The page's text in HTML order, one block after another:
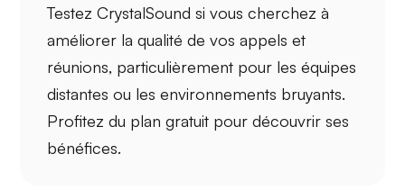
TestezCrystalSound si vous cherchez à
améliorer la qualité de vos appels et
réunions, particulièrement pour les équipes
distantes ou les environnements bruyants.
Profitez du plan gratuit pour découvrir ses
bénéfices.